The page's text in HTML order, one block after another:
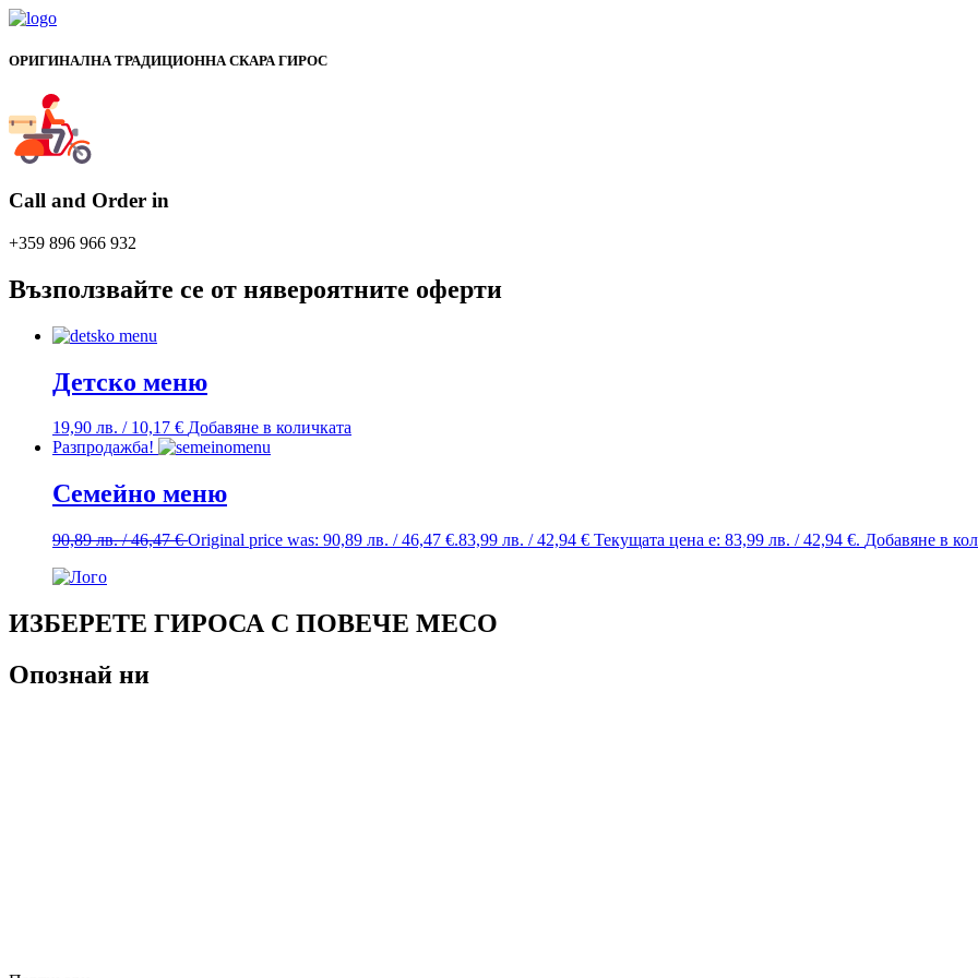
ОРИГИНАЛНА ТРАДИЦИОННА СКАРА ГИРОС
Call and Order in
+359 896 966 932
Възползвайте се от нявероятните оферти
Детско меню
19,90 лв. / 10,17 € Добавяне в количката
Разпродажба!
Семейно меню
90,89лв./ 46,47 €Original price was: 90,89 лв. / 46,47 €.83,99 лв. / 42,94 € Текущата цена е: 83,99 лв. / 42,94 €. Добавяне в
ИЗБЕРЕТЕ ГИРОСА С ПОВЕЧЕ МЕСО
Опознай ни